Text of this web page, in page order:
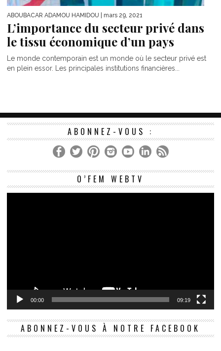
ABOUBACAR ADAMOU HAMIDOU | mars 29, 2021
L’importance du secteur privé dans
le tissu économique d’un pays
Le monde contemporain est un monde où le secteur privé est
en plein essor. Les principales institutions financières...
ABONNEZ-VOUS :
O’FEM WEBTV
00:00 09:19
ABONNEZ-VOUS À NOTRE FACEBOOK